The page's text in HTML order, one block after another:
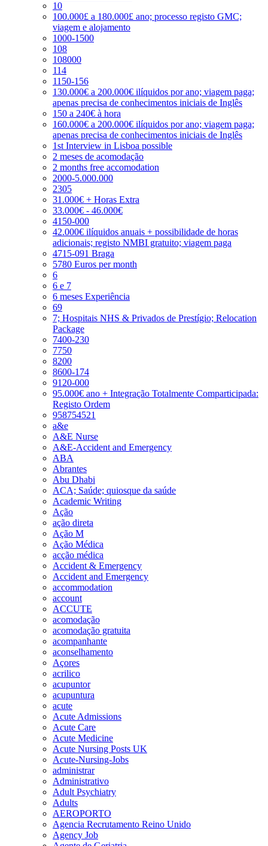
10
100.000£ a 180.000£ ano; processo registo GMC;
viagem e alojamento
1000-1500
108
108000
114
1150-156
130.000€ a 200.000€ ilíquidos por ano; viagem paga;
apenas precisa de conhecimentos iniciais de Inglês
150 a 240€ à hora
160.000€ a 200.000€ ilíquidos por ano; viagem paga;
apenas precisa de conhecimentos iniciais de Inglês
1st Interview in Lisboa possible
2 meses de acomodação
2 months free accomodation
2000-5.000.000
2305
31.000€ + Horas Extra
33.000€ - 46.000€
4150-000
42.000€ ilíquidos anuais + possibilidade de horas
adicionais; registo NMBI gratuito; viagem paga
4715-091 Braga
5780 Euros per month
6
6 e 7
6 meses Experiência
69
7; Hospitais NHS & Privados de Prestígio; Relocation
Package
7400-230
7750
8200
8600-174
9120-000
95.000€ ano + Integração Totalmente Comparticipada:
Registo Ordem
958754521
a&e
A&E Nurse
A&E-Accident and Emergency
ABA
Abrantes
Abu Dhabi
ACA; Saúde; quiosque da saúde
Academic Writing
Ação
ação direta
Ação M
Ação Médica
acção médica
Accident & Emergency
Accident and Emergency
accommodation
account
ACCUTE
acomodação
acomodação gratuita
acompanhante
aconselhamento
Açores
acrilico
acupuntor
acupuntura
acute
Acute Admissions
Acute Care
Acute Medicine
Acute Nursing Posts UK
Acute-Nursing-Jobs
administrar
Administrativo
Adult Psychiatry
Adults
AEROPORTO
Agencia Recrutamento Reino Unido
Agency Job